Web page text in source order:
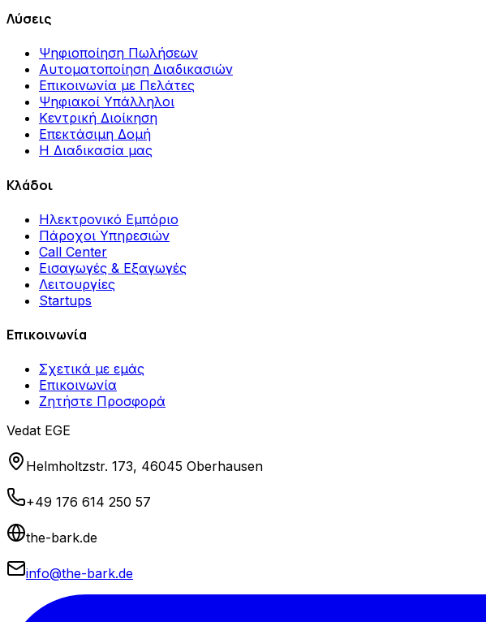
Λύσεις
Ψηφιοποίηση Πωλήσεων
Αυτοματοποίηση Διαδικασιών
Επικοινωνία με Πελάτες
Ψηφιακοί Υπάλληλοι
Κεντρική Διοίκηση
Επεκτάσιμη Δομή
Η Διαδικασία μας
Κλάδοι
Ηλεκτρονικό Εμπόριο
Πάροχοι Υπηρεσιών
Call Center
Εισαγωγές & Εξαγωγές
Λειτουργίες
Startups
Επικοινωνία
Σχετικά με εμάς
Επικοινωνία
Ζητήστε Προσφορά
Vedat EGE
Helmholtzstr. 173, 46045 Oberhausen
+49 176 614 250 57
the-bark.de
info@the-bark.de